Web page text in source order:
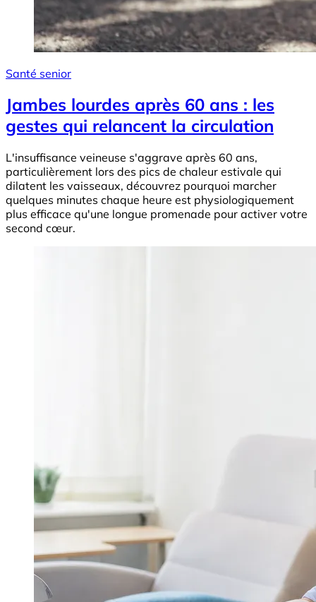
Santé senior
Jambes lourdes après 60 ans : les
gestes qui relancent la circulation
L'insuffisance veineuse s'aggrave après 60 ans,
particulièrement lors des pics de chaleur estivale qui
dilatent les vaisseaux, découvrez pourquoi marcher
quelques minutes chaque heure est physiologiquement
plus efficace qu'une longue promenade pour activer votre
second cœur.